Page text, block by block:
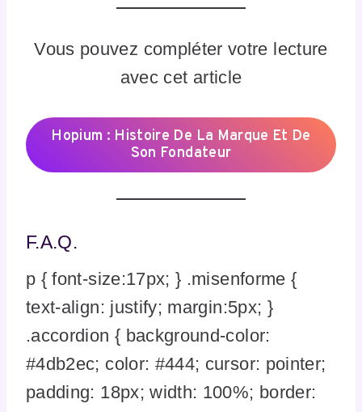
Vous pouvez compléter votre lecture
avec cet article
Hopium : Histoire De La Marque Et De
Son Fondateur
F.A.Q.
p { font-size:17px; } .misenforme {
text-align: justify; margin:5px; }
.accordion { background-color:
#4db2ec; color: #444; cursor: pointer;
padding: 18px; width: 100%; border: